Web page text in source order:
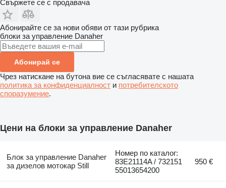
Свържете се с продавача
Абонирайте се за нови обяви от тази рубрика
блоки за управление Danaher
Абонирай се
Чрез натискане на бутона вие се съгласявате с нашата
политика за конфиденциалност и потребителското
споразумение.
Цени на блоки за управление Danaher
Блок за управление Danaher
за дизелов мотокар Still
Номер по каталог:
83E21114A / 732151
55013654200
950 €